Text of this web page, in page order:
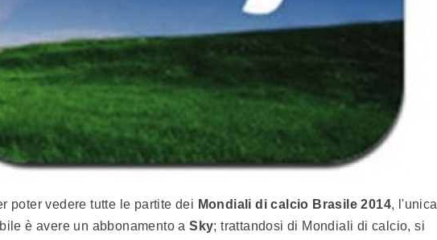
poter vedere tutte le partite dei Mondiali di calcio Brasile 2014, l'unica
è avere un abbonamento aSky; trattandosi di Mondiali di calcio, si